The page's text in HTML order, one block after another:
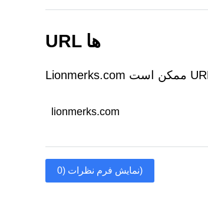
URL ها
lionmerks.com
نمایش فرم نظرات (0)